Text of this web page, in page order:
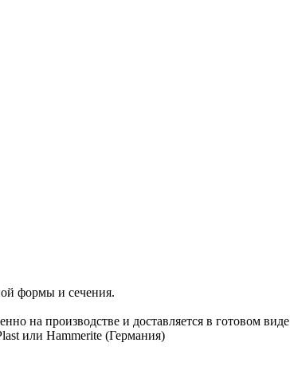
формы и сечения.
на производстве и доставляется в готовом виде
или Hammerite (Германия)